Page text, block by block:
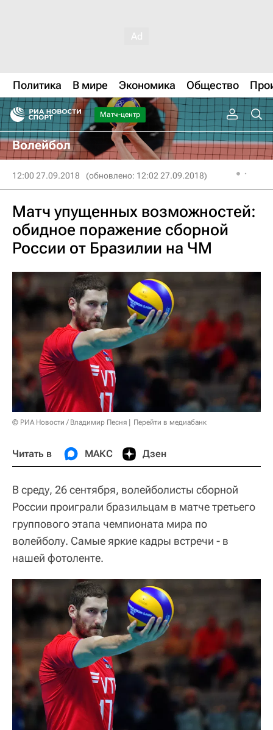
Политика В мире Экономика Общество
Матч-центр
Волейбол
12:00 27.09.2018 (обновлено: 12:02 27.09.2018)
Матч упущенных возможностей:
обидное поражение сборной
России от Бразилии на ЧМ
© РИА Новости / Владимир Песня Перейти в медиабанк
Читать в МАКС Дзен
В среду, 26 сентября, волейболисты сборной
России проиграли бразильцам в матче третьего
группового этапа чемпионата мира по
волейболу. Самые яркие кадры встречи - в
нашей фотоленте.